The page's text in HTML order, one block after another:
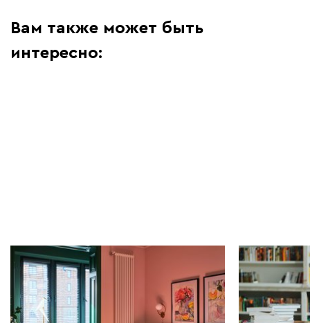
Вам также может быть
интересно:
Интерьер и декор | 03.04.2025
Дизайн маленького балкона: 8
необычных идей
Интерьер и
От хаоса к